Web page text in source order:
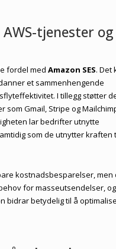
tjenester og
fordel medAmazon SES. Det
et sammenhengende
I tillegg støtter
Gmail, Stripe og
lar bedrifter utnytte
som de utnytter kraften
kostnadsbesparelser, men
for masseutsendelser, og
betydelig til å